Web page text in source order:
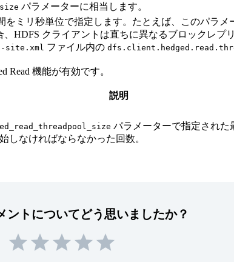
パラメーターに相当します。
をミリ秒単位で指定します。たとえば、このパラメ
HDFS クライアントは直ちに異なるブロックレプ
site.xml ファイル内の
Read 機能が有効です。
説明
パラメーターで指定された
しなければならなかった回数。
ントについてどう思いましたか？